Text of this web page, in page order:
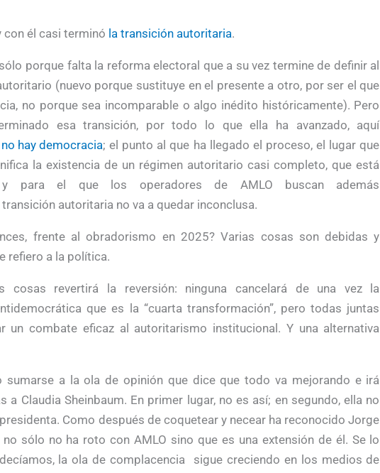
con él casi terminó la transición autoritaria.
porque falta la reforma electoral que a su vez termine de definir al
(nuevo porque sustituye en el presente a otro, por ser el que
no porque sea incomparable o algo inédito históricamente). Pero
esa transición, por todo lo que ella ha avanzado, aquí
hay democracia; el punto al que ha llegado el proceso, el lugar que
la existencia de un régimen autoritario casi completo, que está
y para el que los operadores de AMLO buscan además
autoritaria no va a quedar inconclusa.
frente al obradorismo en 2025? Varias cosas son debidas y
refiero a la política.
cosas revertirá la reversión: ninguna cancelará de una vez la
que es la “cuarta transformación”, pero todas juntas
un combate eficaz al autoritarismo institucional. Y una alternativa
sumarse a la ola de opinión que dice que todo va mejorando e irá
a Claudia Sheinbaum. En primer lugar, no es así; en segundo, ella no
Como después de coquetear y necear ha reconocido Jorge
no sólo no ha roto con AMLO sino que es una extensión de él. Se lo
la ola de complacencia sigue creciendo en los medios de